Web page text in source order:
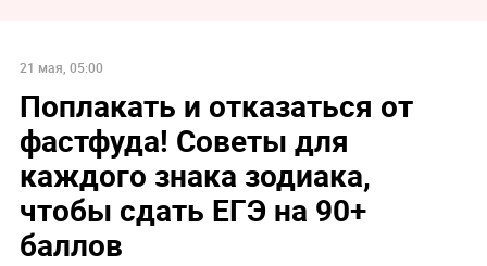
21 мая, 05:00
Поплакать и отказаться от
фастфуда! Советы для
каждого знака зодиака,
чтобы сдать ЕГЭ на 90+
баллов